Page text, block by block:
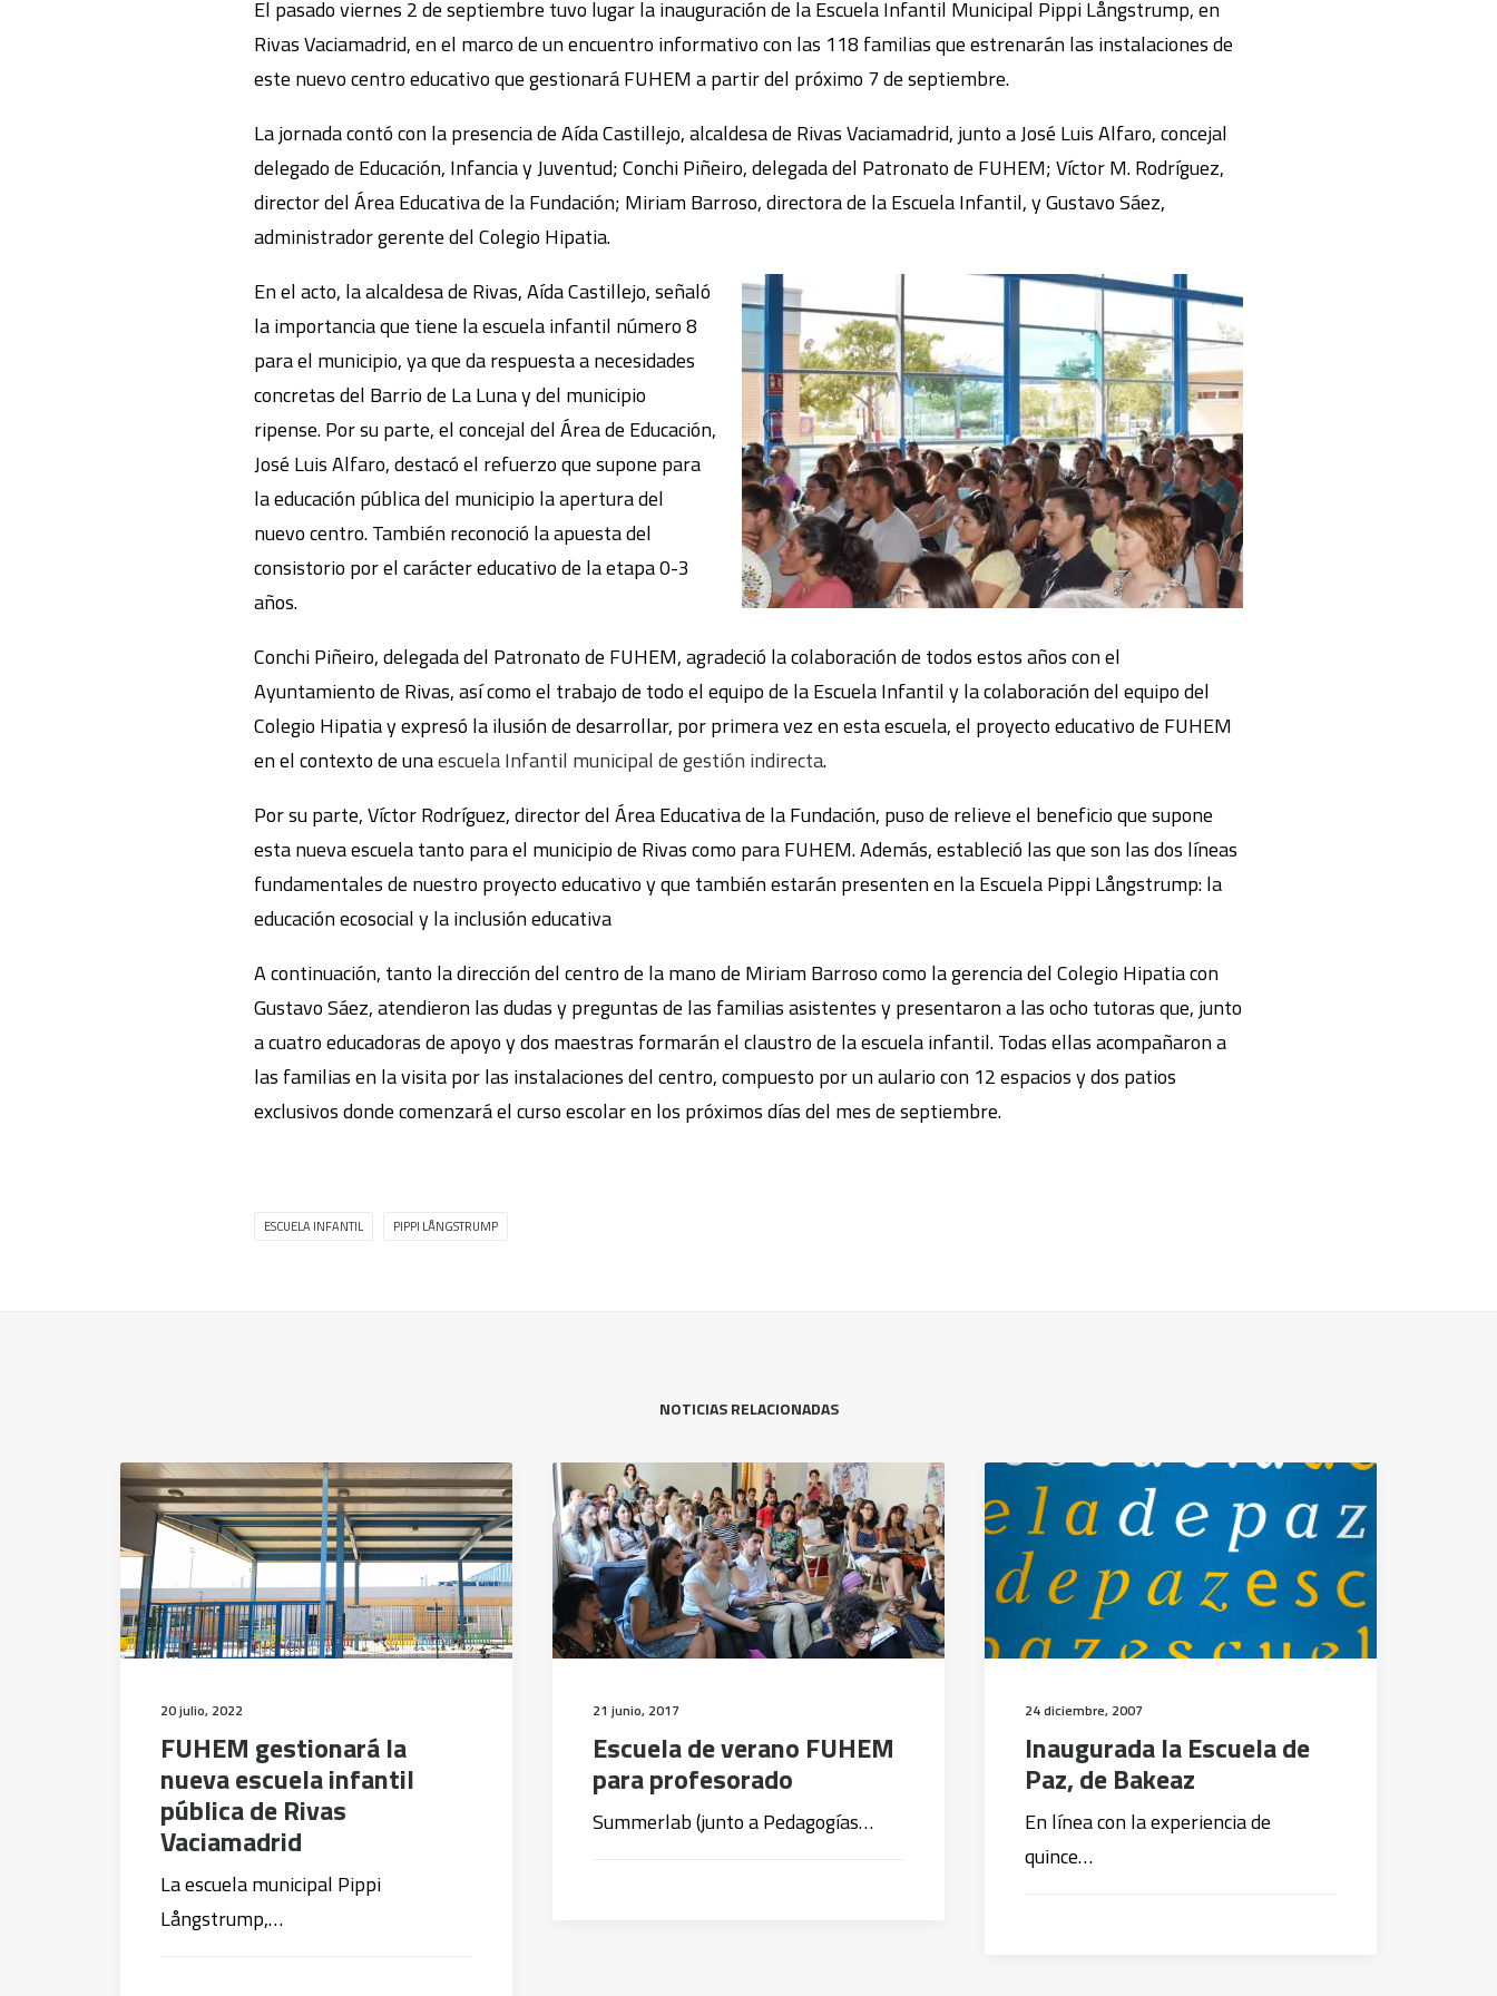
El pasado viernes 2 de septiembre tuvo lugar la inauguración de la Escuela Infantil Municipal Pippi Långstrump, en
Rivas Vaciamadrid, en el marco de un encuentro informativo con las 118 familias que estrenarán las instalaciones de
este nuevo centro educativo que gestionará FUHEM a partir del próximo 7 de septiembre.
La jornada contó con la presencia de Aída Castillejo, alcaldesa de Rivas Vaciamadrid, junto a José Luis Alfaro, concejal
delegado de Educación, Infancia y Juventud; Conchi Piñeiro, delegada del Patronato de FUHEM; Víctor M. Rodríguez,
director del Área Educativa de la Fundación; Miriam Barroso, directora de la Escuela Infantil, y Gustavo Sáez,
administrador gerente del Colegio Hipatia.
En el acto, la alcaldesa de Rivas, Aída Castillejo, señaló
la importancia que tiene la escuela infantil número 8
para el municipio, ya que da respuesta a necesidades
concretas del Barrio de La Luna y del municipio
ripense. Por su parte, el concejal del Área de Educación,
José Luis Alfaro, destacó el refuerzo que supone para
la educación pública del municipio la apertura del
nuevo centro. También reconoció la apuesta del
consistorio por el carácter educativo de la etapa 0-3
años.
Conchi Piñeiro, delegada del Patronato de FUHEM, agradeció la colaboración de todos estos años con el
Ayuntamiento de Rivas, así como el trabajo de todo el equipo de la Escuela Infantil y la colaboración del equipo del
Colegio Hipatia y expresó la ilusión de desarrollar, por primera vez en esta escuela, el proyecto educativo de FUHEM
en el contexto de unaescuela Infantil municipal de gestión indirecta.
Por su parte, Víctor Rodríguez, director del Área Educativa de la Fundación, puso de relieve el beneficio que supone
esta nueva escuela tanto para el municipio de Rivas como para FUHEM. Además, estableció las que son las dos líneas
fundamentales de nuestro proyecto educativo y que también estarán presenten en la Escuela Pippi Långstrump: la
educación ecosocial y la inclusión educativa
A continuación, tanto la dirección del centro de la mano de Miriam Barroso como la gerencia del Colegio Hipatia con
Gustavo Sáez, atendieron las dudas y preguntas de las familias asistentes y presentaron a las ocho tutoras que, junto
a cuatro educadoras de apoyo y dos maestras formarán el claustro de la escuela infantil. Todas ellas acompañaron a
las familias en la visita por las instalaciones del centro, compuesto por un aulario con 12 espacios y dos patios
exclusivos donde comenzará el curso escolar en los próximos días del mes de septiembre.
ESCUELA INFANTIL PIPPI LÅNGSTRUMP
NOTICIAS RELACIONADAS
20 julio, 2022
FUHEM gestionará la
nueva escuela infantil
pública de Rivas
Vaciamadrid
La escuela municipal Pippi
Långstrump,…
21 junio, 2017
Escuela de verano FUHEM
para profesorado
Summerlab (junto a Pedagogías…
24 diciembre, 2007
Inaugurada la Escuela de
Paz, de Bakeaz
En línea con la experiencia de
quince…